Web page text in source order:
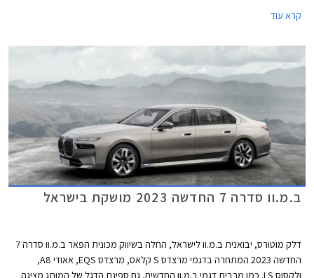
ליעד. בניגוד לרכבי בנזין ודיזל שאותם ניתן לתדלק במהירות ובקלות לפי הצורך
הסוללה.
קרא עוד
ב.מ.וו סדרה 7 החדשה 2023 מושקת בישראל
דלק מוטורס, יבואנית ב.מ.וו לישראל, החלה בשיווק מכונית הפאר ב.מ.וו סדרה 7
החדשה 2023 המתחרה בדגמי מרצדס S קלאס, מרצדס EQS, אאודי A8,
ולקסוס LS. כמו מרבית דגמי ב.מ.וו החדשים, גם ספינת הדגל של המותג מציגה